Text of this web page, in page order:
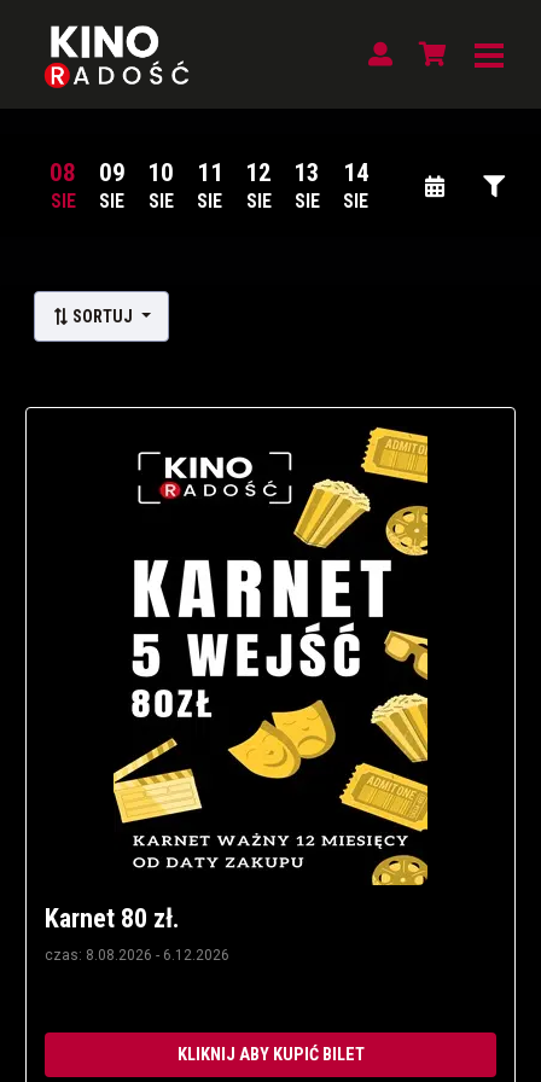
08
SIE
09
SIE
10
SIE
11
SIE
12
SIE
13
SIE
14
SIE
Lista wydarzeń:
SORTUJ
Karnet 80 zł.
czas: 8.08.2026 - 6.12.2026
KLIKNIJ ABY KUPIĆ BILET